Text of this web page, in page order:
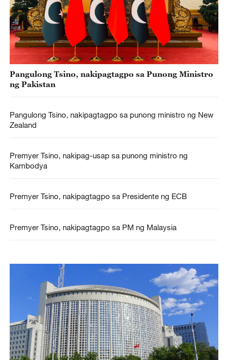
Pangulong Tsino, nakipagtagpo sa Punong Ministro
ng Pakistan
Pangulong Tsino, nakipagtagpo sa punong ministro ng New
Zealand
Premyer Tsino, nakipag-usap sa punong ministro ng
Kambodya
Premyer Tsino, nakipagtagpo sa Presidente ng ECB
Premyer Tsino, nakipagtagpo sa PM ng Malaysia